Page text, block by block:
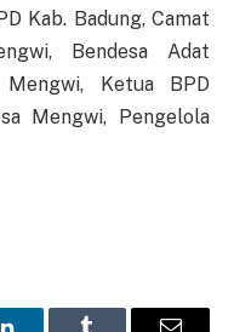
Kab. Badung, Camat
Bendesa Adat
Ketua BPD
Mengwi, Pengelola